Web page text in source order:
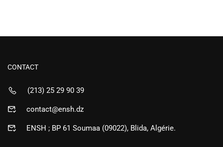
CONTACT
(213) 25 29 90 39
contact@ensh.dz
ENSH ; BP 61 Soumaa (09022), Blida, Algérie.